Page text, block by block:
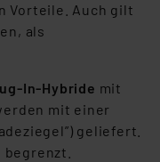
Vorteile. Auch gilt
als
In-Hybride mit
mit einer
geliefert.